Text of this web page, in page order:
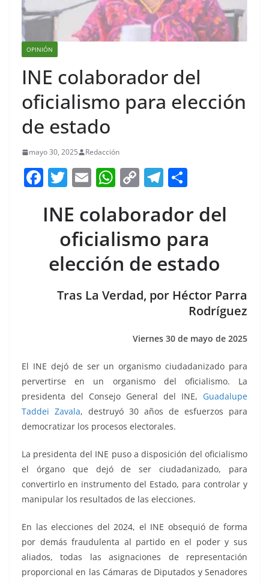
OPINIÓN
INE colaborador del
oficialismo para elección
de estado
mayo 30, 2025 Redacción
F
c
b
o
T
itt
er
E
ai
l
W
at
s
A
p
p
C
p
y
Li
n
k
T
e
gr
a
m
ar
e
INE colaborador del
oficialismo para
elección de estado
Tras La Verdad, por Héctor Parra
Rodríguez
Viernes 30 de mayo de 2025
El INE dejó de ser un organismo ciudadanizado para
pervertirse en un organismo del oficialismo. La
presidenta del Consejo General del INE, Guadalupe
Taddei Zavala, destruyó 30 años de esfuerzos para
democratizar los procesos electorales.
La presidenta del INE puso a disposición del oficialismo
el órgano que dejó de ser ciudadanizado, para
convertirlo en instrumento del Estado, para controlar y
manipular los resultados de las elecciones.
En las elecciones del 2024, el INE obsequió de forma
por demás fraudulenta al partido en el poder y sus
aliados, todas las asignaciones de representación
proporcional en las Cámaras de Diputados y Senadores